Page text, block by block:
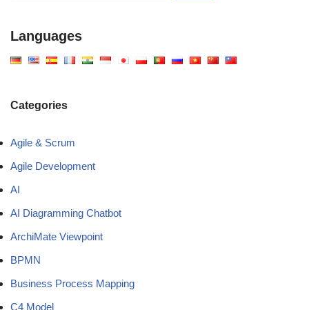
Languages
Categories
Agile & Scrum
Agile Development
AI
AI Diagramming Chatbot
ArchiMate Viewpoint
BPMN
Business Process Mapping
C4 Model